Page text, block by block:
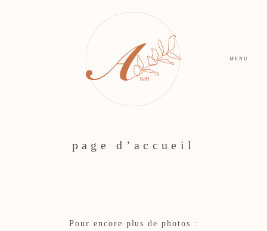
MENU
page d’accueil
Pour encore plus de photos :